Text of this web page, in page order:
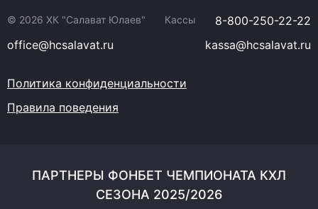
© 2026 ХК "Салават Юлаев" Кассы
8-800-250-22-22
office@hcsalavat.ru
kassa@hcsalavat.ru
Политика конфиденциальности
Правила поведения
ПАРТНЕРЫ ФОНБЕТ ЧЕМПИОНАТА КХЛ
СЕЗОНА 2025/2026